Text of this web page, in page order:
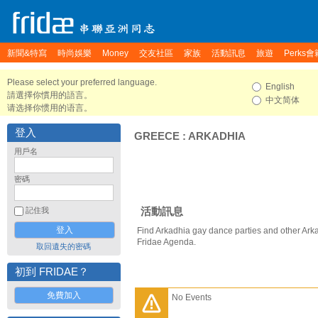
新聞&特寫 時尚娛樂 Money 交友社區 家族 活動訊息 旅遊 Perks會
Please select your preferred language.
請選擇你慣用的語言。
请选择你惯用的语言。
English
中文简体
登入
用戶名
密碼
記住我
取回遺失的密碼
初到 FRIDAE？
免費加入
GREECE : ARKADHIA
活動訊息
Find Arkadhia gay dance parties and other
Fridae Agenda.
No Events